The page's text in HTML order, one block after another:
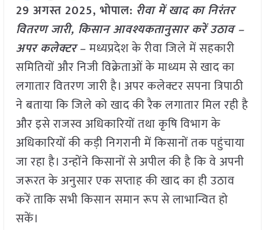
29 अगस्त 2025, भोपाल: रीवा में खाद का निरंतर
वितरण जारी, किसान आवश्यकतानुसार करें उठाव –
अपर कलेक्टर– मध्यप्रदेश के रीवा जिले में सहकारी
समितियों और निजी विक्रेताओं के माध्यम से खाद का
लगातार वितरण जारी है। अपर कलेक्टर सपना त्रिपाठी
ने बताया कि जिले को खाद की रैक लगातार मिल रही है
और इसे राजस्व अधिकारियों तथा कृषि विभाग के
अधिकारियों की कड़ी निगरानी में किसानों तक पहुंचाया
जा रहा है। उन्होंने किसानों से अपील की है कि वे अपनी
जरूरत के अनुसार एक सप्ताह की खाद का ही उठाव
करें ताकि सभी किसान समान रूप से लाभान्वित हो
सकें।